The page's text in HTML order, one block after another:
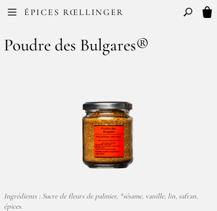
ÉPICES RŒLLINGER
FR EN Basculer
Poudre des Bulgares®
Ingrédients : Sucre de fleurs de palmier, *sésame, vanille, lin, safran,
épices.